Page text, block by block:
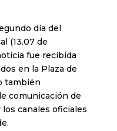
día del
(13.07 de
fue recibida
en la Plaza de
también
comunicación de
canales oficiales